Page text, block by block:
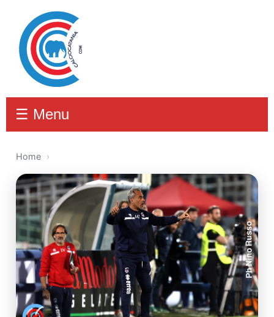
☰ Menu
Home ›